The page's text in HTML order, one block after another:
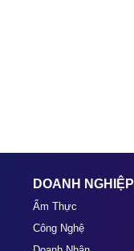
DOANH NGHIỆP
Ẩm Thực
Công Nghệ